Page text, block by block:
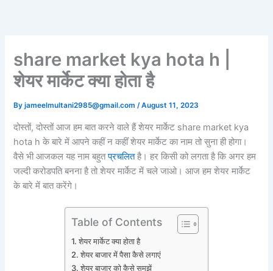
share market kya hota h |
शेयर मार्केट क्या होता है
Byjameelmultani2985@gmail.com/August 11, 2023
दोस्‍तों, दोस्तों आज हम बात करने वाले हैं शेयर मार्केट share market kya
hota h के बारे में आपने कहीं न कहींं शेयर मार्केट का नाम तो सुना ही होगा।
वैसे भी आजकल यह नाम बहुतप्रचलितहै। हर किसी को लगता है कि अगर हम
जल्‍दी करोडपति बनना है तो शेयर मार्केट में चले जाओ। आज हम शेयर मार्केट
के बारे में बात करेंगे।
Table of Contents
शेयर मार्केट क्‍या होता है
शेयर बाजार में पैसा कैसे लगाएं
शेयर बाजार को कैसे समझें